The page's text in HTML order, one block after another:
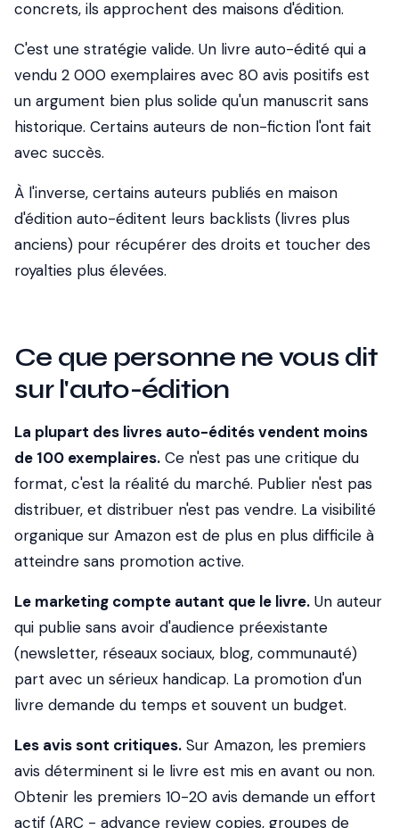
concrets, ils approchent des maisons d'édition.
C'est une stratégie valide. Un livre auto-édité qui a
vendu 2 000 exemplaires avec 80 avis positifs est
un argument bien plus solide qu'un manuscrit sans
historique. Certains auteurs de non-fiction l'ont fait
avec succès.
À l'inverse, certains auteurs publiés en maison
d'édition auto-éditent leurs backlists (livres plus
anciens) pour récupérer des droits et toucher des
royalties plus élevées.
Ce que personne ne vous dit
sur l'auto-édition
La plupart des livres auto-édités vendent moins
de 100 exemplaires. Ce n'est pas une critique du
format, c'est la réalité du marché. Publier n'est pas
distribuer, et distribuer n'est pas vendre. La visibilité
organique sur Amazon est de plus en plus difficile à
atteindre sans promotion active.
Le marketing compte autant que le livre. Un auteur
qui publie sans avoir d'audience préexistante
(newsletter, réseaux sociaux, blog, communauté)
part avec un sérieux handicap. La promotion d'un
livre demande du temps et souvent un budget.
Les avis sont critiques. Sur Amazon, les premiers
avis déterminent si le livre est mis en avant ou non.
Obtenir les premiers 10-20 avis demande un effort
actif (ARC - advance review copies, groupes de